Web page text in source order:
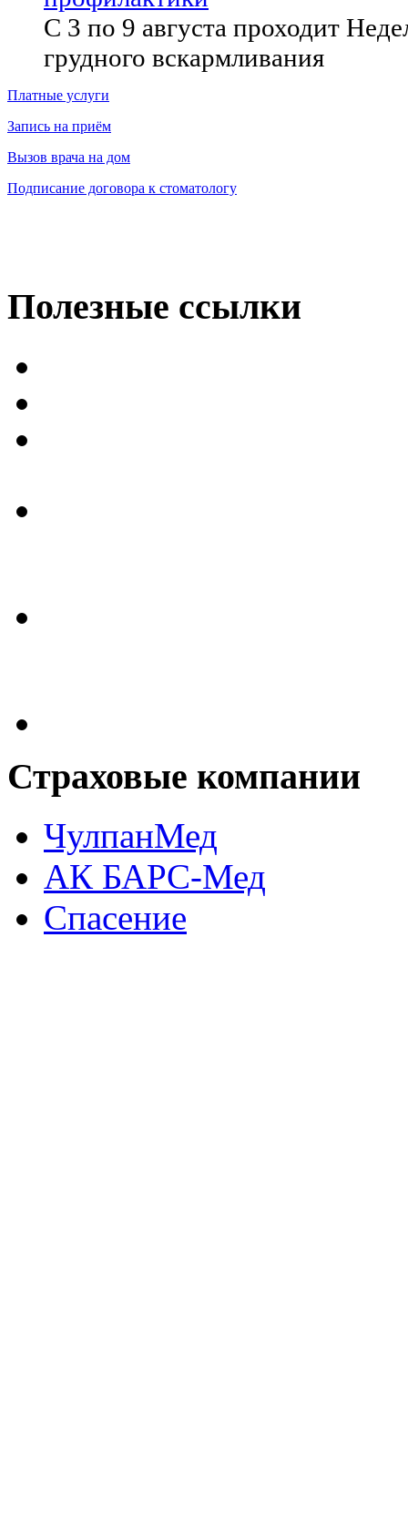
С 3 по 9 августа проходит
грудного вскармливания
Платные услуги
Запись на приём
Вызов врача на дом
Подписание договора к стоматологу
Полезные ссылки
Страховые компании
ЧулпанМед
АК БАРС-Мед
Спасение